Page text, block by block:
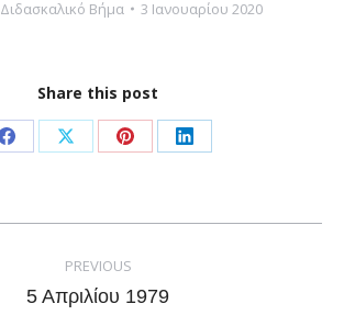
Διδασκαλικό Βήμα 3 Ιανουαρίου 2020
Share this post
Share
Facebook
Share
X
Share
Pinterest
Share
LinkedIn
PREVIOUS
Previous
5 Απριλίου 1979